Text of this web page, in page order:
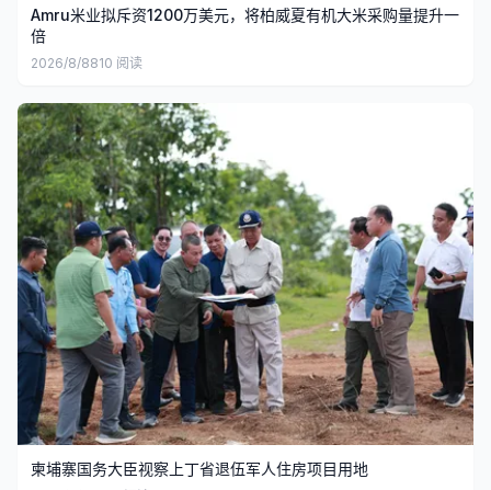
Amru米业拟斥资1200万美元，将柏威夏有机大米采购量提升一
倍
2026/8/8810 阅读
柬埔寨国务大臣视察上丁省退伍军人住房项目用地